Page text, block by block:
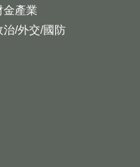
金產業
治/外交/國防